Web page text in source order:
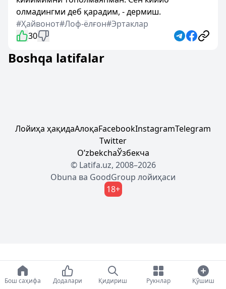
олмадингми деб қарадим, - дермиш.
#Ҳайвонот#Лоф-ёлғон#Эртаклар
30
Boshqa latifalar
Лойиҳа ҳақидаАлоқаFacebookInstagramTelegram
Twitter
OʼzbekchaЎзбекча
© Latifa.uz, 2008–2026
Obuna ва GoodGroup лойиҳаси
18+
Бош саҳифа Додалари Қидириш Рукнлар Қўшиш